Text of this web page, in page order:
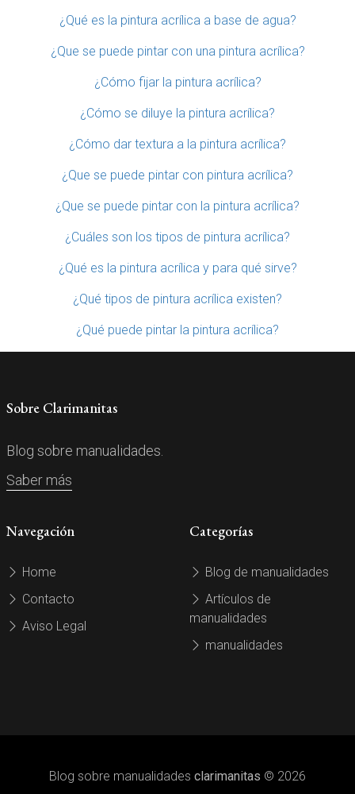
¿Qué es la pintura acrílica a base de agua?
¿Que se puede pintar con una pintura acrílica?
¿Cómo fijar la pintura acrílica?
¿Cómo se diluye la pintura acrílica?
¿Cómo dar textura a la pintura acrílica?
¿Que se puede pintar con pintura acrílica?
¿Que se puede pintar con la pintura acrílica?
¿Cuáles son los tipos de pintura acrílica?
¿Qué es la pintura acrílica y para qué sirve?
¿Qué tipos de pintura acrílica existen?
¿Qué puede pintar la pintura acrílica?
Sobre Clarimanitas
Blog sobre manualidades.
Saber más
Navegación
Home
Contacto
Aviso Legal
Categorías
Blog de manualidades
Artículos de
manualidades
manualidades
Blog sobre manualidades clarimanitas © 2026